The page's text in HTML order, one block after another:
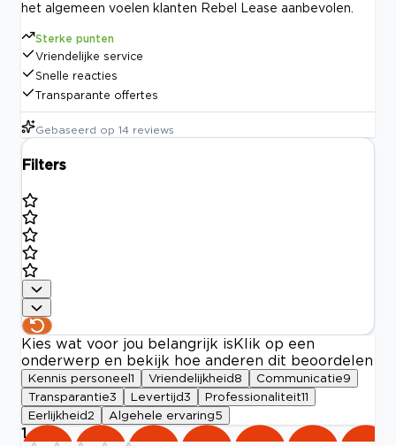
het algemeen voelen klanten Rebel Lease aanbevolen.
Sterke punten
Vriendelijke service
Snelle reacties
Transparante offertes
Gebaseerd op 14 reviews
Filters
Kies wat voor jou belangrijk is Klik op een
onderwerp en bekijk hoe anderen dit beoordelen
Kennis personeel 1 Vriendelijkheid 8 Communicatie9
Transparantie3 Levertijd3 Professionaliteit11
Eerlijkheid2 Algehele ervaring5
1